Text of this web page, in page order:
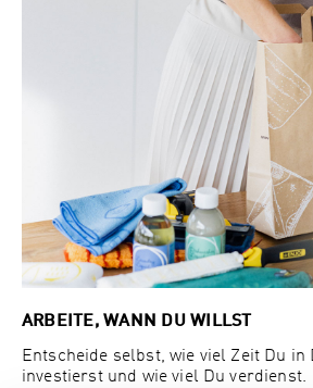
ARBEITE, WANN DU WILLST
Entscheide selbst, wie viel Zeit Du in
investierst und wie viel Du verdienst.